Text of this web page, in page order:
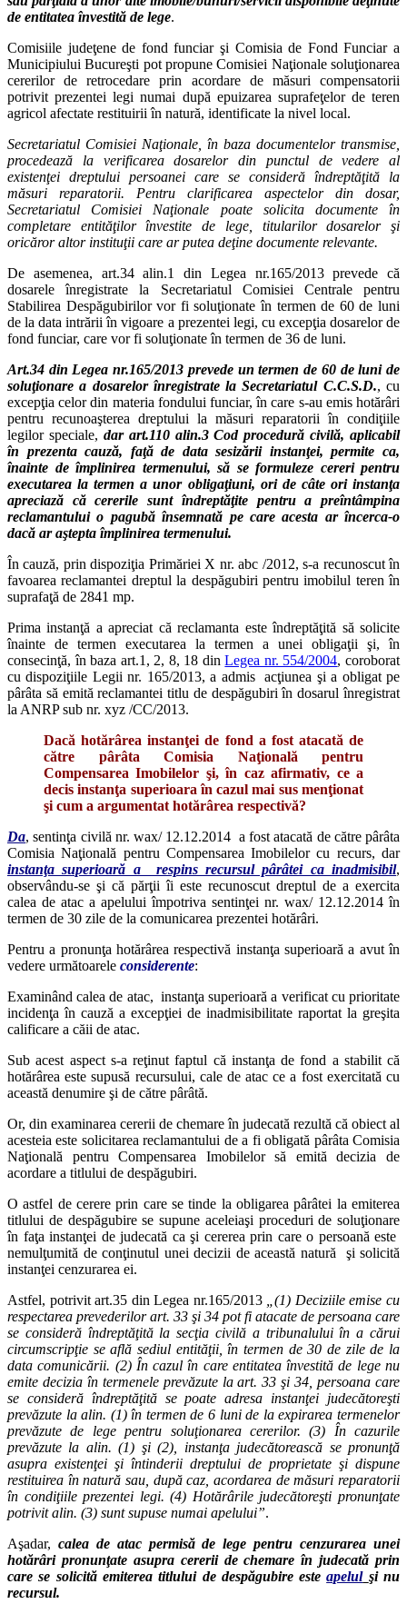
de entitatea învestită de lege.
Comisiile judeţene de fond funciar şi Comisia de Fond Funciar a
Municipiului Bucureşti pot propune Comisiei Naţionale soluţionarea
cererilor de retrocedare prin acordare de măsuri compensatorii
potrivit prezentei legi numai după epuizarea suprafeţelor de teren
agricol afectate restituirii în natură, identificate la nivel local.
Secretariatul Comisiei Naţionale, în baza documentelor transmise,
procedează la verificarea dosarelor din punctul de vedere al
existenţei dreptului persoanei care se consideră îndreptăţită la
măsuri reparatorii. Pentru clarificarea aspectelor din dosar,
Secretariatul Comisiei Naţionale poate solicita documente în
completare entităţilor învestite de lege, titularilor dosarelor şi
oricăror altor instituţii care ar putea deţine documente relevante.
De asemenea, art.34 alin.1 din Legea nr.165/2013 prevede că
dosarele înregistrate la Secretariatul Comisiei Centrale pentru
Stabilirea Despăgubirilor vor fi soluţionate în termen de 60 de luni
de la data intrării în vigoare a prezentei legi, cu excepţia dosarelor de
fond funciar, care vor fi soluţionate în termen de 36 de luni.
Art.34 din Legea nr.165/2013 prevede un termen de 60 de luni de
soluţionare a dosarelor înregistrate la Secretariatul C.C.S.D., cu
excepţia celor din materia fondului funciar, în care s-au emis hotărâri
pentru recunoaşterea dreptului la măsuri reparatorii în condiţiile
legilor speciale, dar art.110 alin.3 Cod procedură civilă, aplicabil
în prezenta cauză, faţă de data sesizării instanţei, permite ca,
înainte de împlinirea termenului, să se formuleze cereri pentru
executarea la termen a unor obligaţiuni, ori de câte ori instanţa
apreciază că cererile sunt îndreptăţite pentru a preîntâmpina
reclamantului o pagubă însemnată pe care acesta ar încerca-o
dacă ar aştepta împlinirea termenului.
În cauză, prin dispoziţia Primăriei X nr. abc /2012, s-a recunoscut în
favoarea reclamantei dreptul la despăgubiri pentru imobilul teren în
suprafaţă de 2841 mp.
Prima instanţă a apreciat că reclamanta este îndreptăţită să solicite
înainte de termen executarea la termen a unei obligaţii şi, în
consecinţă, în baza art.1, 2, 8, 18 dinLegea nr. 554/2004, coroborat
cu dispoziţiile Legii nr. 165/2013, a admis acţiunea şi a obligat pe
pârâta să emită reclamantei titlu de despăgubiri în dosarul înregistrat
la ANRP sub nr. xyz /CC/2013.
Dacă hotărârea instanţei de fond a fost atacată de
către pârâta Comisia Naţională pentru
Compensarea Imobilelor şi, în caz afirmativ, ce a
decis instanţa superioara în cazul mai sus menţionat
şi cum a argumentat hotărârea respectivă?
Da, sentinţa civilă nr. wax/ 12.12.2014 a fost atacată de către pârâta
Comisia Naţională pentru Compensarea Imobilelor cu recurs, dar
instanţa superioară a respins recursul pârâtei ca inadmisibil,
observându-se şi că părţii îi este recunoscut dreptul de a exercita
calea de atac a apelului împotriva sentinţei nr. wax/ 12.12.2014 în
termen de 30 zile de la comunicarea prezentei hotărâri.
Pentru a pronunţa hotărârea respectivă instanţa superioară a avut în
vedere următoarele considerente:
Examinând calea de atac, instanţa superioară a verificat cu prioritate
incidenţa în cauză a excepţiei de inadmisibilitate raportat la greşita
calificare a căii de atac.
Sub acest aspect s-a reţinut faptul că instanţa de fond a stabilit că
hotărârea este supusă recursului, cale de atac ce a fost exercitată cu
această denumire şi de către pârâtă.
Or, din examinarea cererii de chemare în judecată rezultă că obiect al
acesteia este solicitarea reclamantului de a fi obligată pârâta Comisia
Naţională pentru Compensarea Imobilelor să emită decizia de
acordare a titlului de despăgubiri.
O astfel de cerere prin care se tinde la obligarea pârâtei la emiterea
titlului de despăgubire se supune aceleiaşi proceduri de soluţionare
în faţa instanţei de judecată ca şi cererea prin care o persoană este
nemulţumită de conţinutul unei decizii de această natură şi solicită
instanţei cenzurarea ei.
Astfel, potrivit art.35 din Legea nr.165/2013
„(1) Deciziile emise cu
respectarea prevederilor art. 33 şi 34 pot fi atacate de persoana care
se consideră îndreptăţită la secţia civilă a tribunalului în a cărui
circumscripţie se află sediul entităţii, în termen de 30 de zile de la
data comunicării. (2) În cazul în care entitatea învestită de lege nu
emite decizia în termenele prevăzute la art. 33 şi 34, persoana care
se consideră îndreptăţită se poate adresa instanţei judecătoreşti
prevăzute la alin. (1) în termen de 6 luni de la expirarea termenelor
prevăzute de lege pentru soluţionarea cererilor. (3) În cazurile
prevăzute la alin. (1) şi (2), instanţa judecătorească se pronunţă
asupra existenţei şi întinderii dreptului de proprietate şi dispune
restituirea în natură sau, după caz, acordarea de măsuri reparatorii
în condiţiile prezentei legi. (4) Hotărârile judecătoreşti pronunţate
potrivit alin. (3) sunt supuse numai apelului”.
Aşadar, calea de atac permisă de lege pentru cenzurarea unei
hotărâri pronunţate asupra cererii de chemare în judecată prin
care se solicită emiterea titlului de despăgubire esteapelul şi nu
recursul.